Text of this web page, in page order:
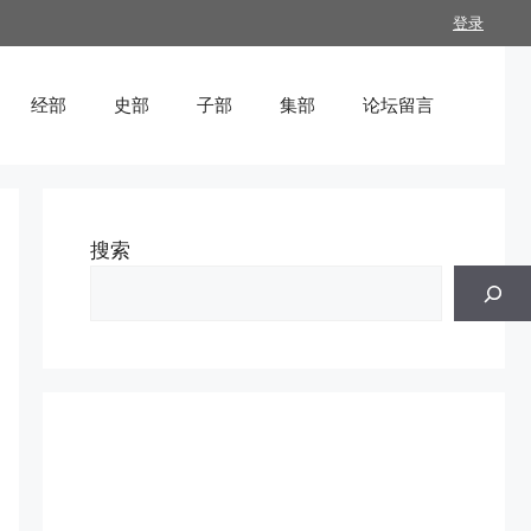
登录
经部 史部 子部 集部 论坛留言
搜索